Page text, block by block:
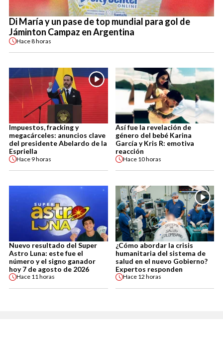
Di María y un pase de top mundial para gol de
Jáminton Campaz en Argentina
Hace8 horas
Impuestos, fracking y
megacárceles: anuncios clave
del presidente Abelardo de la
Espriella
Hace 9 horas
Así fue la revelación de
género del bebé Karina
García y Kris R: emotiva
reacción
Hace 10 horas
Nuevo resultado del Super
Astro Luna: este fue el
número y el signo ganador
hoy 7 de agosto de 2026
Hace 11 horas
¿Cómo abordar la crisis
humanitaria del sistema de
salud en el nuevo Gobierno?
Expertos responden
Hace 12 horas